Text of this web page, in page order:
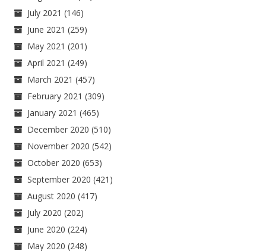
July 2021 (146)
June 2021 (259)
May 2021 (201)
April 2021 (249)
March 2021 (457)
February 2021 (309)
January 2021 (465)
December 2020 (510)
November 2020 (542)
October 2020 (653)
September 2020 (421)
August 2020 (417)
July 2020 (202)
June 2020 (224)
May 2020 (248)